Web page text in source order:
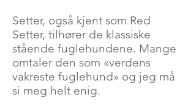
Setter, også kjent som Red
Setter, tilhører de klassiske
stående fuglehundene. Mange
omtaler den som «verdens
vakreste fuglehund» og jeg må
si meg helt enig.​